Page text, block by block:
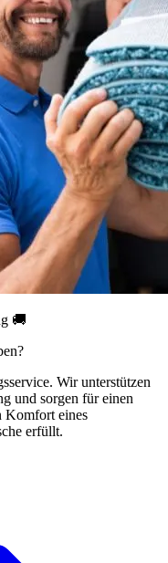
🚚
Wir unterstützen
und sorgen für einen
Komfort eines
erfüllt.